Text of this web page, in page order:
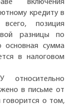
включения
кредиту в
позиция
разницы по
основная сумма
в налоговом
в письме от
о том,